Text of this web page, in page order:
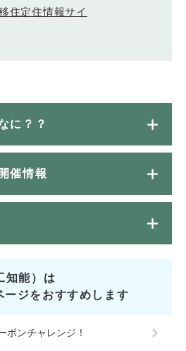
住定住情報サイ
に？？
催情報
知能）は
ージをおすすめします
ボンチャレンジ！